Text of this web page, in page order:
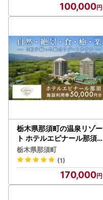
100,000
栃木県那須町の温泉リゾー
ト ホテルエピナール那須
施設利用券 50,000円分｜
宿泊 観光 〔P-25〕
栃木県那須町
(1)
170,000